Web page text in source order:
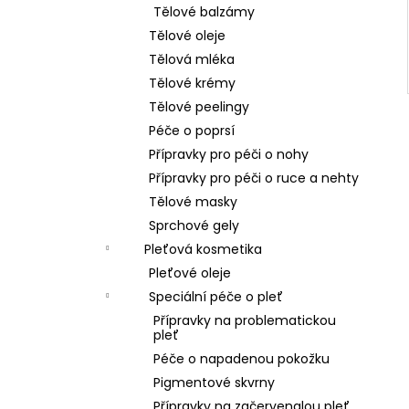
Tělové balzámy
Tělové oleje
Tělová mléka
Tělové krémy
Tělové peelingy
Péče o poprsí
Přípravky pro péči o nohy
Přípravky pro péči o ruce a nehty
Tělové masky
Sprchové gely
Pleťová kosmetika
Pleťové oleje
Speciální péče o pleť
Přípravky na problematickou
pleť
Péče o napadenou pokožku
Pigmentové skvrny